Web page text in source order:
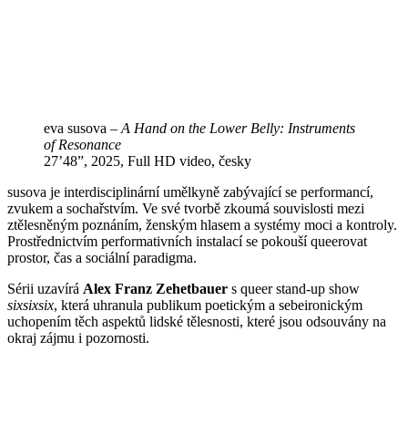
eva susova – A Hand on the Lower Belly: Instruments
of Resonance
27’48”, 2025, Full HD video, česky
susova je interdisciplinární umělkyně zabývající se performancí,
zvukem a sochařstvím. Ve své tvorbě zkoumá souvislosti mezi
ztělesněným poznáním, ženským hlasem a systémy moci a kontroly.
Prostřednictvím performativních instalací se pokouší queerovat
prostor, čas a sociální paradigma.
Sérii uzavírá Alex Franz Zehetbauer s queer stand-up show
sixsixsix, která uhranula publikum poetickým a sebeironickým
uchopením těch aspektů lidské tělesnosti, které jsou odsouvány na
okraj zájmu i pozornosti.